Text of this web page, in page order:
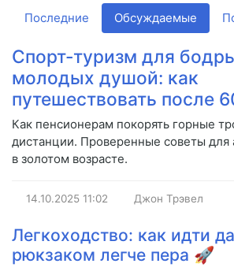
Последние Обсуждаемые
Спорт-туризм для
молодых душой: как
путешествовать после
Как пенсионерам покорять горные
дистанции. Проверенные советы для
в золотом возрасте.
14.10.2025 11:02 Джон Трэвел
Легкоходство: как идти
рюкзаком легче пера 🚀